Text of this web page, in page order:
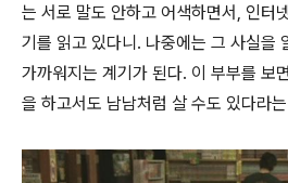
는 서로 말도 안하고 어색하면서, 인터
기를 읽고 있다니. 나중에는 그 사실을
가까워지는 계기가 된다. 이 부부를 보
을 하고서도 남남처럼 살 수도 있다라